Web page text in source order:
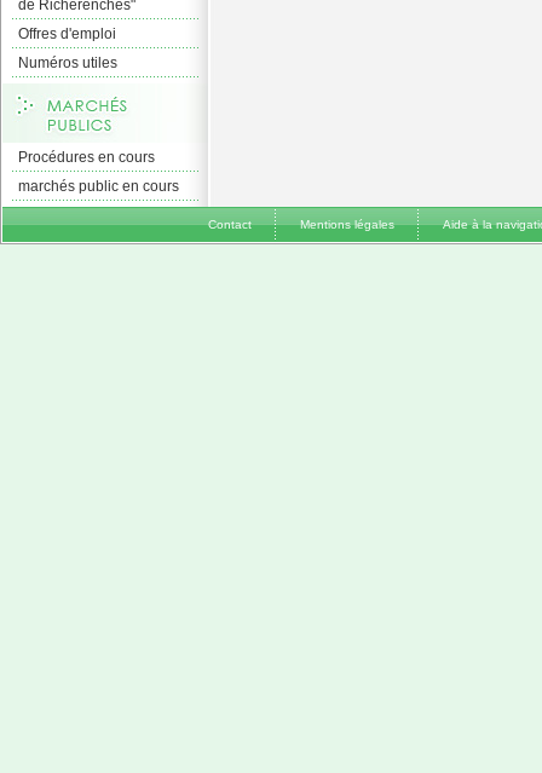
de Richerenches"
Offres d'emploi
Numéros utiles
Procédures en cours
marchés public en cours
Contact Mentions légales Aide à la